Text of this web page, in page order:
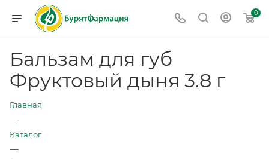
0
Бальзам для губ
Фруктовый дыня 3.8 г
Главная
—
Каталог
—